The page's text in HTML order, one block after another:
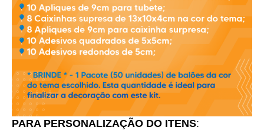
PARA PERSONALIZAÇÃO DO ITENS: